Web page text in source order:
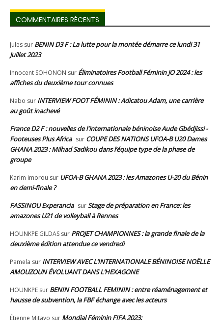
COMMENTAIRES RÉCENTS
Jules sur BENIN D3 F : La lutte pour la montée démarre ce lundi 31
Juillet 2023
Innocent SOHONON sur Éliminatoires Football Féminin JO 2024 : les
affiches du deuxième tour connues
Nabo sur INTERVIEW FOOT FÉMININ : Adicatou Adam, une carrière
au goût inachevé
France D2 F : nouvelles de l'internationale béninoise Aude Gbédjissi -
Footeuses Plus Africa sur COUPE DES NATIONS UFOA-B U20 Dames
GHANA 2023 : Milhad Sadikou dans l’équipe type de la phase de
groupe
Karim imorou sur UFOA-B GHANA 2023 : les Amazones U-20 du Bénin
en demi-finale ?
FASSINOU Experancia surStage de préparation en France: les
amazones U21 de volleyball à Rennes
HOUNKPE GILDAS sur PROJET CHAMPIONNES : la grande finale de la
deuxième édition attendue ce vendredi
Pamela sur INTERVIEW AVEC L’INTERNATIONALE BÉNINOISE NOËLLE
AMOUZOUN ÉVOLUANT DANS L’HEXAGONE
HOUNKPE sur BENIN FOOTBALL FEMININ : entre réaménagement et
hausse de subvention, la FBF échange avec les acteurs
Étienne Mitavo sur Mondial Féminin FIFA 2023: